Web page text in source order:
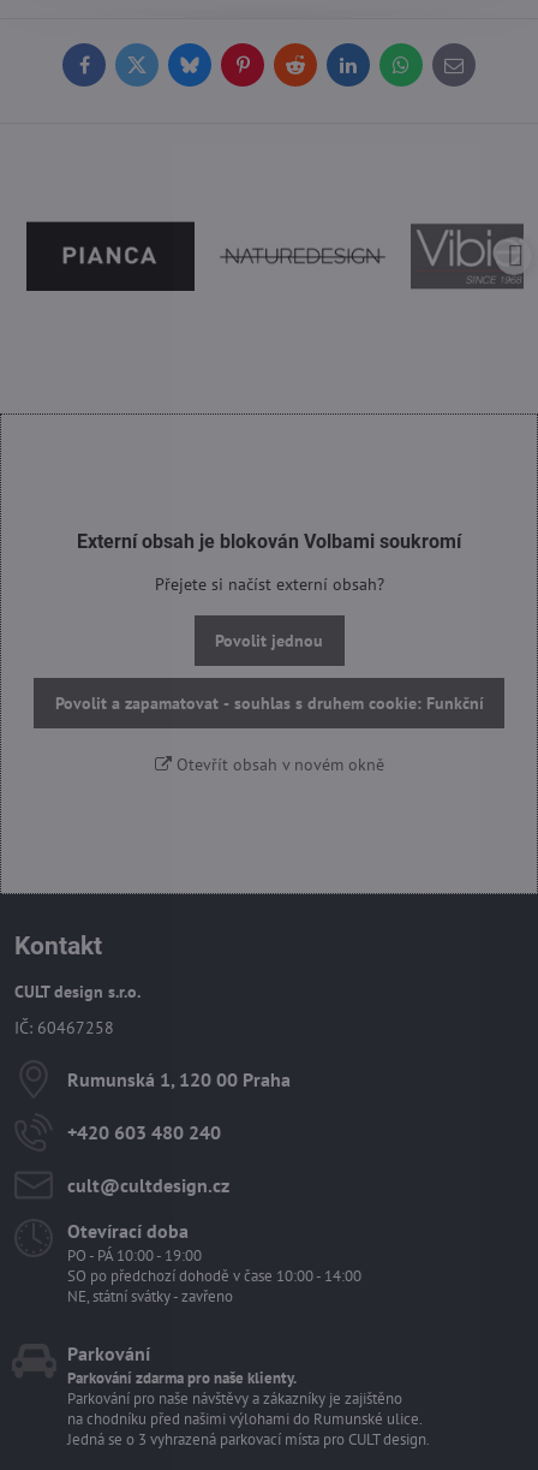
FacebookTwitterBlueskyPinterestReddit LinkedInWhatsApp
E-
mail
Externí obsah je blokován Volbami soukromí
Přejete si načíst externí obsah?
Povolit jednou
Povolit a zapamatovat - souhlas s druhem cookie: Funkční
Otevřít obsah v novém okně
Kontakt
CULT design s.r.o.
IČ: 60467258
Rumunská 1, 120 00 Praha
+420 603 480 240
cult​@cultdesign​.cz
Otevírací doba
PO - PÁ 10:00 - 19:00
SO po předchozí dohodě v čase 10:00 - 14:00
NE, státní svátky - zavřeno
Parkování
Parkování zdarma pro naše klienty.
Parkování pro naše návštěvy a zákazníky je zajištěno
na chodníku před našimi výlohami do Rumunské ulice.
Jedná se o 3 vyhrazená parkovací místa pro CULT design.